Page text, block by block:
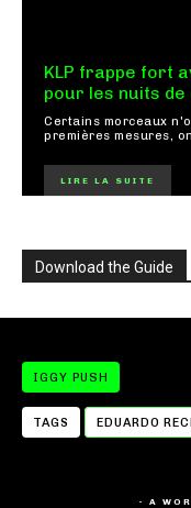
KLP frappe fort
pour les nuits de
Certains morceaux
premières mesures,
LIRE LA SUITE
Download the Guide
IGGY PUSH
TAGS EDUARDO
- A